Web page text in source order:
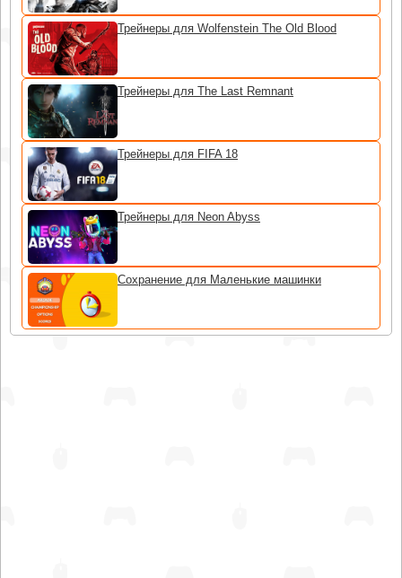
Трейнеры для Wolfenstein The Old Blood
Трейнеры для The Last Remnant
Трейнеры для FIFA 18
Трейнеры для Neon Abyss
Сохранение для Маленькие машинки